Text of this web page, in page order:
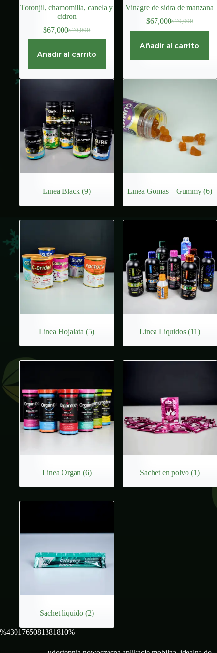
Toronjil, chamomilla, canela y
cidron
$70,000
El
original
$70,000.
$67,000El
actual
$67,000.
Añadir al carrito
Vinagre de sidra de manzana
$70,000
El
original
$70,000.
$67,000El
actual
$67,000.
Añadir al carrito
Linea Black(9) Linea Gomas – Gummy (6)
Linea Hojalata(5) Linea Liquidos (11)
Linea Organ (6) Sachet en polvo (1)
Sachet liquido (2)
%4301765081381810%